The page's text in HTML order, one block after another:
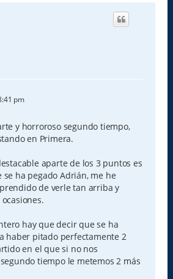
pm
y horroroso segundo tiempo,
en Primera.
aparte de los 3 puntos es
se ha pegado Adrián, me he
de verle tan arriba y
hay que decir que se ha
haber pitado perfectamente 2
en el que si no nos
tiempo le metemos 2 más